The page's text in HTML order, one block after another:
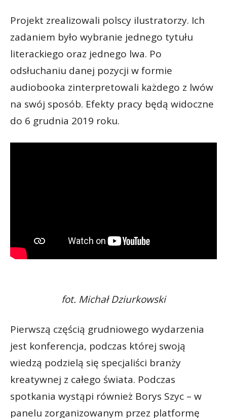
Projekt zrealizowali polscy ilustratorzy. Ich
zadaniem było wybranie jednego tytułu
literackiego oraz jednego lwa. Po
odsłuchaniu danej pozycji w formie
audiobooka zinterpretowali każdego z lwów
na swój sposób. Efekty pracy będą widoczne
do 6 grudnia 2019 roku.
fot. Michał Dziurkowski
Pierwszą częścią grudniowego wydarzenia
jest konferencja, podczas której swoją
wiedzą podzielą się specjaliści branży
kreatywnej z całego świata. Podczas
spotkania wystąpi również Borys Szyc – w
panelu zorganizowanym przez platformę